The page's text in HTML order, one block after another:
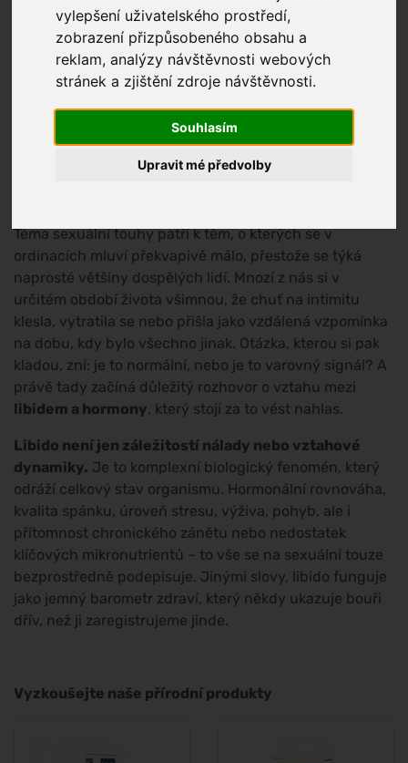
vylepšení uživatelského prostředí,
zobrazení přizpůsobeného obsahu a
reklam, analýzy návštěvnosti webových
stránek a zjištění zdroje návštěvnosti.
Souhlasím
Upravit mé předvolby
Téma sexuální touhy patří k těm, o kterých se v
ordinacích mluví překvapivě málo, přestože se týká
naprosté většiny dospělých lidí. Mnozí z nás si v
určitém období života všimnou, že chuť na intimitu
klesla, vytratila se nebo přišla jako vzdálená vzpomínka
na dobu, kdy bylo všechno jinak. Otázka, kterou si pak
kladou, zní: je to normální, nebo je to varovný signál? A
právě tady začíná důležitý rozhovor o vztahu mezi
libidem a hormony, který stojí za to vést nahlas.
Libido není jen záležitostí nálady nebo vztahové
dynamiky. Je to komplexní biologický fenomén, který
odráží celkový stav organismu. Hormonální rovnováha,
kvalita spánku, úroveň stresu, výživa, pohyb, ale i
přítomnost chronického zánětu nebo nedostatek
klíčových mikronutrientů – to vše se na sexuální touze
bezprostředně podepisuje. Jinými slovy, libido funguje
jako jemný barometr zdraví, který někdy ukazuje bouři
dřív, než ji zaregistrujeme jinde.
Vyzkoušejte naše přírodní produkty